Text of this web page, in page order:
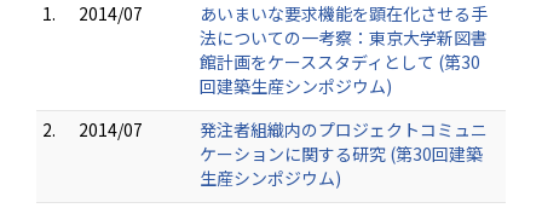
1.
2014/07
あいまいな要求機能を顕在化させる手
法についての一考察：東京大学新図書
館計画をケーススタディとして (第30
回建築生産シンポジウム)
2.
2014/07
発注者組織内のプロジェクトコミュニ
ケーションに関する研究 (第30回建築
生産シンポジウム)